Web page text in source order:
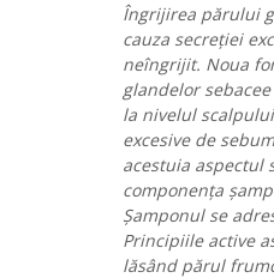
Îngrijirea părului
cauza secreţiei
neîngrijit. Noua
glandelor
la nivelul
excesive de
acestuia aspectul
componența
Șamponul se
Principiile active
lăsând părul